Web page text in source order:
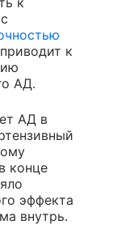
к
АД.
АД в
конце
эффекта
внутрь.